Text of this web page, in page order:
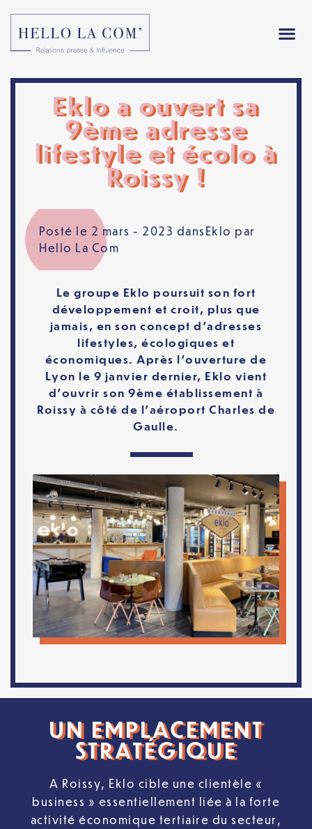
Eklo a ouvert sa
9ème adresse
lifestyle et écolo à
Roissy !
Posté le 2 mars - 2023 dansEklo par
Hello La Com
Le groupe Eklo poursuit son fort
développement et croit, plus que
jamais, en son concept d’adresses
lifestyles, écologiques et
économiques. Après l’ouverture de
Lyon le 9 janvier dernier, Eklo vient
d’ouvrir son 9ème établissement à
Roissy à côté de l’aéroport Charles de
Gaulle.
UN EMPLACEMENT
STRATÉGIQUE
A Roissy, Eklo cible une clientèle «
business » essentiellement liée à la forte
activité économique tertiaire du secteur,